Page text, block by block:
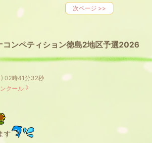
次ページ >>
コンペティション徳島2地区予選2026
02時41分32秒
クール
す